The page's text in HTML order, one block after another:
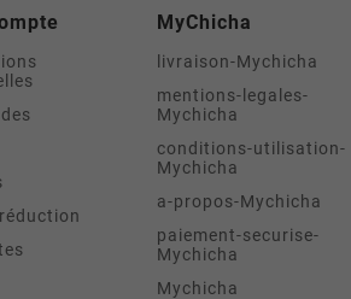
MyChicha
livraison-Mychicha
mentions-legales-
Mychicha
conditions-utilisation-
Mychicha
a-propos-Mychicha
paiement-securise-
Mychicha
Mychicha